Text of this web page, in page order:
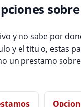
y no sabe por
y el titulo, estas
un prestamo